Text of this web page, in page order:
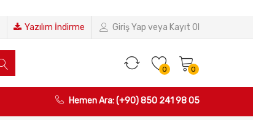
Giriş Yap veya Kayıt Ol
Yazılım İndirme
0 0
Hemen Ara: (+90) 850 241 98 05